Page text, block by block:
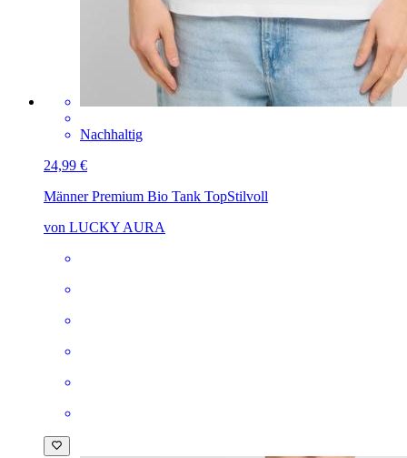
Nachhaltig
24,99 €
Männer Premium Bio Tank TopStilvoll
von LUCKY AURA